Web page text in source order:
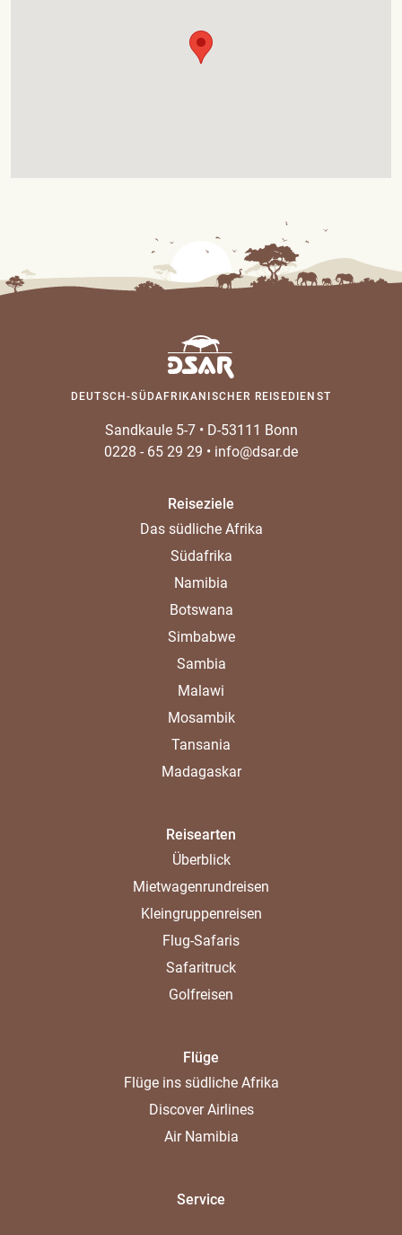
DEUTSCH-SÜDAFRIKANISCHER REISEDIENST
Sandkaule 5-7• D-53111 Bonn
0228 - 65 29 29 • info@dsar.de
Reiseziele
Das südliche Afrika
Südafrika
Namibia
Botswana
Simbabwe
Sambia
Malawi
Mosambik
Tansania
Madagaskar
Reisearten
Überblick
Mietwagenrundreisen
Kleingruppenreisen
Flug-Safaris
Safaritruck
Golfreisen
Flüge
Flüge ins südliche Afrika
Discover Airlines
Air Namibia
Service